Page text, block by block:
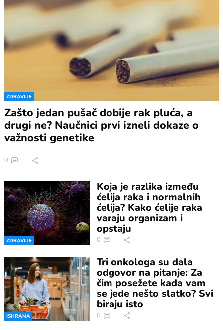
ZDRAVLJE
Zašto jedan pušač dobije rak pluća, a
drugi ne? Naučnici prvi izneli dokaze o
važnosti genetike
0
ZDRAVLJE
Koja je razlika između
ćelija raka i normalnih
ćelija? Kako ćelije raka
varaju organizam i
opstaju
0
ISHRANA
Tri onkologa su dala
odgovor na pitanje: Za
čim posežete kada vam
se jede nešto slatko? Svi
biraju isto
0